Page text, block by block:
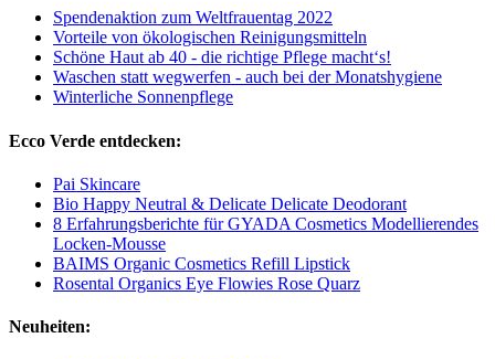
Spendenaktion zum Weltfrauentag 2022
Vorteile von ökologischen Reinigungsmitteln
Schöne Haut ab 40 - die richtige Pflege macht‘s!
Waschen statt wegwerfen - auch bei der Monatshygiene
Winterliche Sonnenpflege
Ecco Verde entdecken:
Pai Skincare
Bio Happy Neutral & Delicate Delicate Deodorant
8 Erfahrungsberichte für GYADA Cosmetics Modellierendes
Locken-Mousse
BAIMS Organic Cosmetics Refill Lipstick
Rosental Organics Eye Flowies Rose Quarz
Neuheiten: